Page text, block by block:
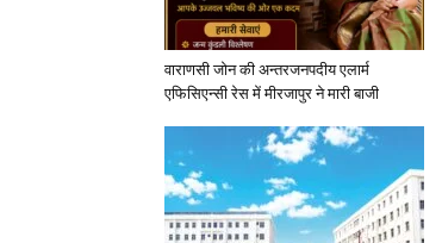
वाराणसी जोन की अन्तरजनपदीय एलार्म
एफिसिएन्सी रेस में मीरजापुर ने मारी बाजी